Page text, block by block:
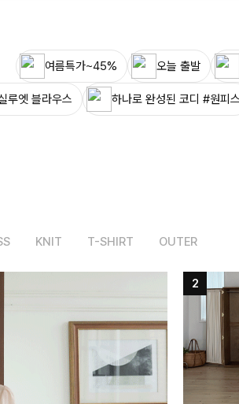
여름특가~45% 오늘 출발
루엣 블라우스 하나로 완성된 코디 #원피스
KNIT T-SHIRT OUTER